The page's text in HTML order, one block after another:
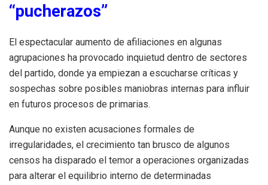
“pucherazos”
El espectacular aumento de afiliaciones en algunas
agrupaciones ha provocado inquietud dentro de sectores
del partido, donde ya empiezan a escucharse críticas y
sospechas sobre posibles maniobras internas para influir
en futuros procesos de primarias.
Aunque no existen acusaciones formales de
irregularidades, el crecimiento tan brusco de algunos
censos ha disparado el temor a operaciones organizadas
para alterar el equilibrio interno de determinadas